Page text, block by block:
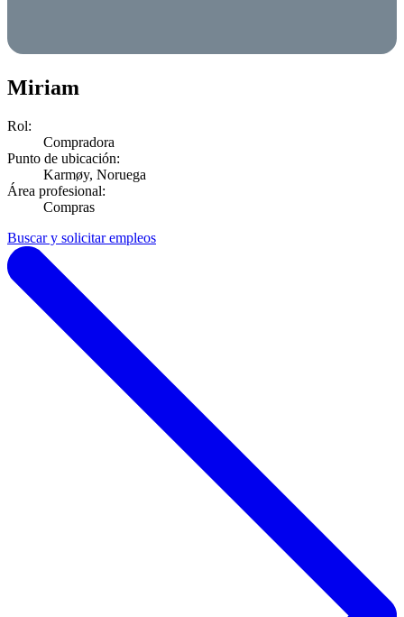
Miriam
Rol:
Compradora
Punto de ubicación:
Karmøy, Noruega
Área profesional:
Compras
Buscar y solicitar empleos